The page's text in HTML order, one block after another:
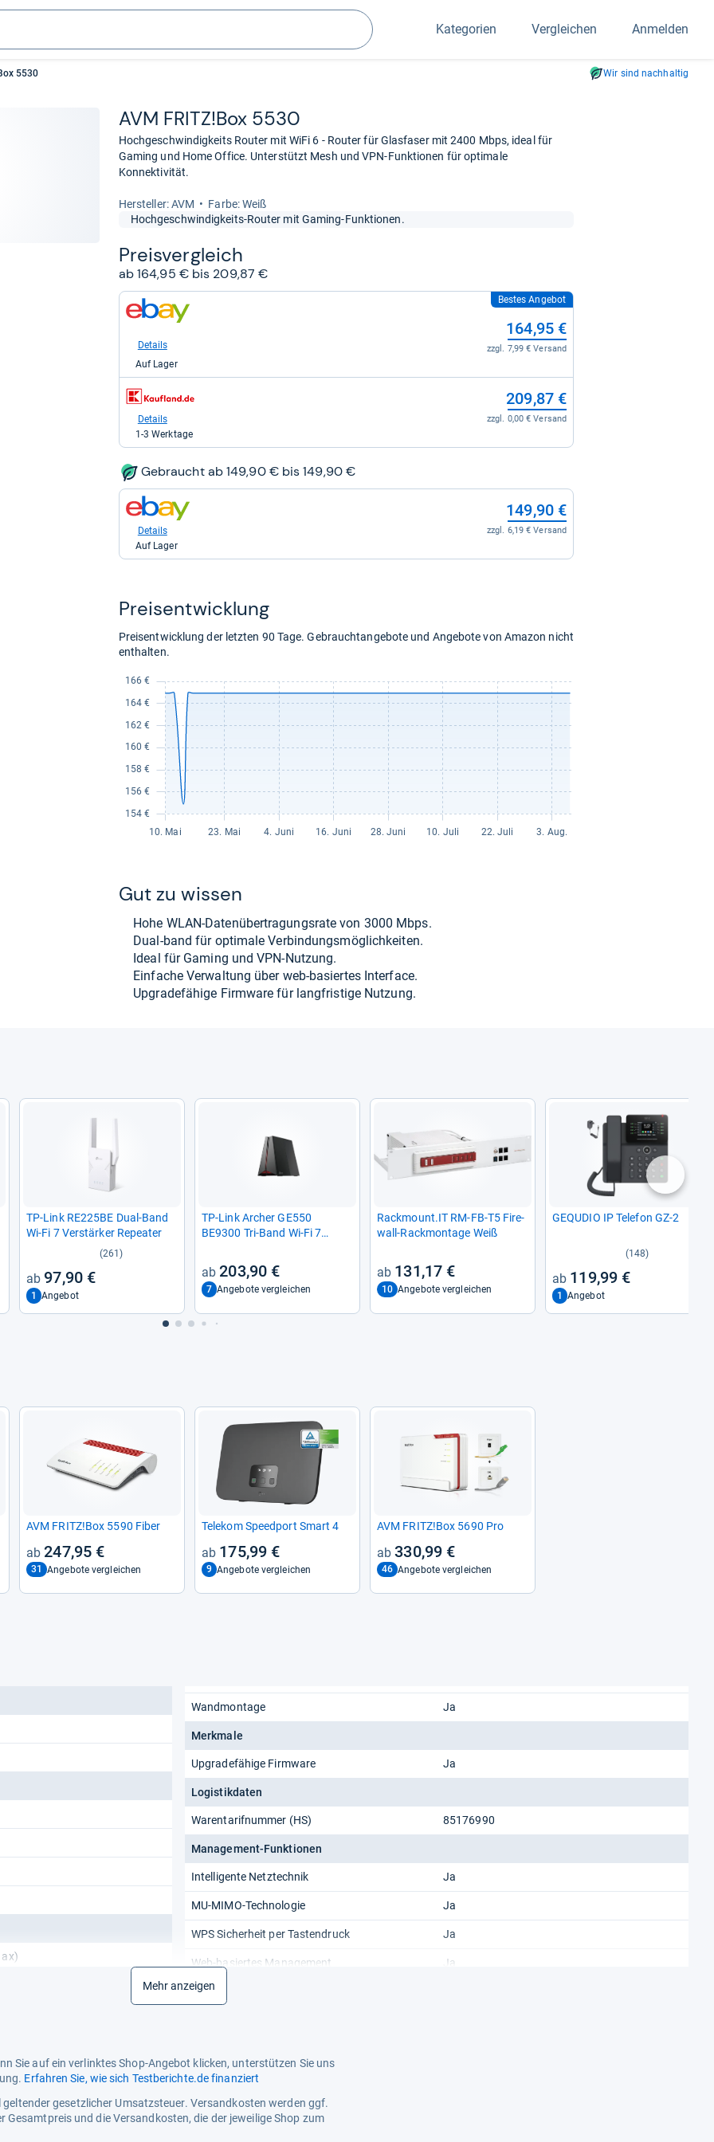
Suchen
Kategorien Vergleichen Anmelden
5530 Wir sind nachhaltig
AVM FRITZ!Box 5530
Hochgeschwindigkeits Router mit WiFi 6 - Router für Glasfaser mit 2400 Mbps, ideal für
Gaming und Home Office. Unterstützt Mesh und VPN-Funktionen für optimale
Konnektivität.
Her­stel­ler: AVM
Farbe: Weiß
Hochgeschwindigkeits-Router mit Gaming-Funktionen.
Preis­ver­gleich
ab 164,95 € bis 209,87 €
zum
Shop:
eBay
164,95
kaufen.
Bestes Angebot
164,95 €
zzgl. 7,99 € Versand
Details
Auf Lager
zum
Shop:
Kaufland
kaufen.
209,87 €
zzgl. 0,00 € Versand
Details
1-3 Werktage
Gebraucht ab 149,90 € bis 149,90 €
zum
Shop:
eBay
für
149,90 €
zzgl. 6,19 € Versand
Details
Auf Lager
Preis­ent­wick­lung
Preisentwicklung der letzten 90 Tage. Gebrauchtangebote und Angebote von Amazon nicht
enthalten.
Gut zu wis­sen
Hohe WLAN-​Daten­über­tra­gungs­rate von 3000 Mbps.
Dual-​band für opti­male Ver­bin­dungs­mög­lich­kei­ten.
Ideal für Gaming und VPN-​Nut­zung.
Ein­fa­che Ver­wal­tung über web-​basier­tes Inter­face.
Upgra­de­fä­hige Firm­ware für lang­fris­tige Nut­zung.
TP-​Link RE225BE Dual-​Band
Wi-​Fi 7 Ver­stär­ker Repea­ter
(261)
97,90 €
1 Angebot
TP-​Link Archer GE550
BE9300 Tri-​Band Wi-​Fi 7
203,90 €
7 Angebote vergleichen
Rack­mount.IT RM-​FB-​T5 Fire­
wall-​Rack­mon­tage Weiß
131,17 €
10 Angebote vergleichen
GEQUDIO IP Tele­fon GZ-​2
(148)
119,99 €
1 Angebot
nächste
AVM FRITZ!Box 5590 Fiber
247,95 €
31 Angebote vergleichen
Tele­kom Speed­port Smart 4
175,99 €
9 Angebote vergleichen
AVM FRITZ!Box 5690 Pro
330,99 €
46 Angebote vergleichen
Wi-Fi 4 (802.11n), Wi-Fi 5
Fi 6 (802.11ax)
Wandmontage Ja
Merkmale
Upgradefähige Firmware Ja
Logistikdaten
Warentarifnummer (HS) 85176990
Management-Funktionen
Intelligente Netztechnik Ja
MU-MIMO-Technologie Ja
WPS Sicherheit per Tastendruck Ja
Web-basiertes Management Ja
Netzwerk
Medien-Server
Netzstandard
Mehr anzeigen
Sie auf ein verlinktes Shop-Angebot klicken, unterstützen Sie uns
Erfahren Sie, wie sich Testberichte.de finanziert
gesetzlicher Umsatzsteuer. Versandkosten werden ggf.
und die Versandkosten, die der jeweilige Shop zum